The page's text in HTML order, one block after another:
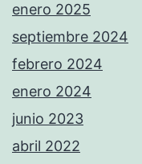
enero 2025
septiembre 2024
febrero 2024
enero 2024
junio 2023
abril 2022